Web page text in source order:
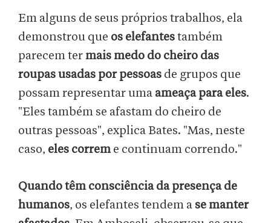
Em alguns de seus próprios trabalhos, ela
demonstrou que os elefantestambém
parecem ter mais medo do cheiro das
roupas usadas por pessoas de grupos que
possam representar uma ameaça para eles.
"Eles também se afastam do cheiro de
outras pessoas", explica Bates. "Mas, neste
caso, eles correme continuam correndo."
Quando têm consciência da presença de
humanos, os elefantes tendem a se manter